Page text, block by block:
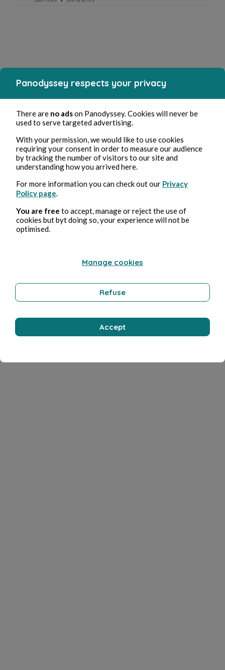
Panodyssey respects your privacy
There are no adson Panodyssey. Cookies will never be
used to serve targeted advertising.
With your permission, we would like to use cookies
requiring your consent in order to measure our audience
by tracking the number of visitors to our site and
understanding how you arrived here.
For more information you can check out our Privacy
Policy page.
You are free to accept, manage or reject the use of
cookies but byt doing so, your experience will not be
optimised.
Manage cookies
Refuse
Accept